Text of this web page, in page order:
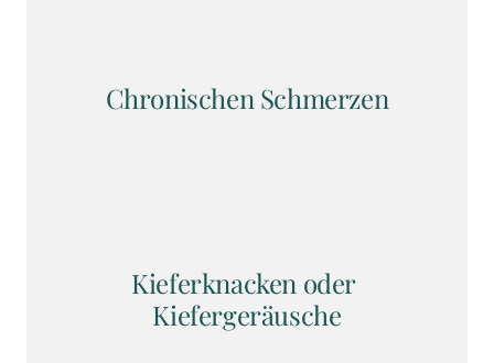
Chronischen Schmerzen
Kieferknacken oder
Kiefergeräusche